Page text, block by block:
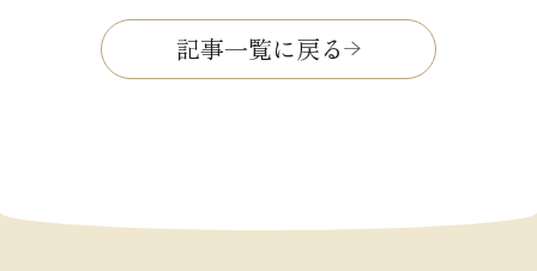
記事一覧に戻る